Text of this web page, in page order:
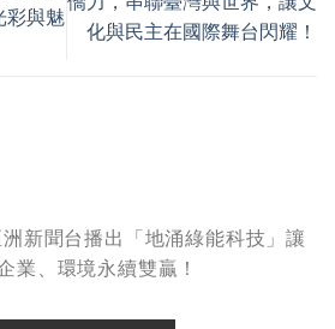
新聞台播出「地涌綠能科技」讓
業、環境永續雙贏！
彩與魅
化與民主在國際舞台閃耀！